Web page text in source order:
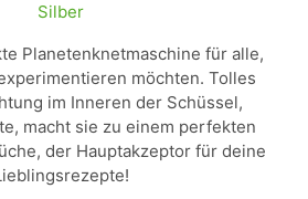
Silber
Planetenknetmaschine für alle,
möchten. Tolles
im Inneren der Schüssel,
macht sie zu einem perfekten
der Hauptakzeptor für deine